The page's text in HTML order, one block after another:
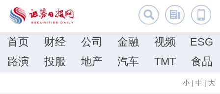
首页 财经 公司 金融 视频
ESG
路演
投服 地产 汽车 TMT 食品
小 | 中 | 大